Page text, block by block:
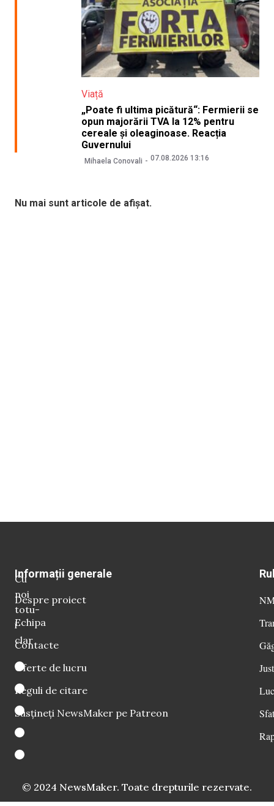
Viață
„Poate fi ultima picătură“: Fermierii se
opun majorării TVA la 12% pentru
cereale și oleaginoase. Reacția
Guvernului
Mihaela Conovali 07.08.2026 13:16
Nu mai sunt articole de afișat.
Cu
noi
totu-
i
clar
Informații generale
Despre proiect
Echipa
Contacte
Oferte de lucru
Reguli de citare
Susțineți NewsMaker pe Patreon
© 2024 NewsMaker. Toate drepturile rezervate.